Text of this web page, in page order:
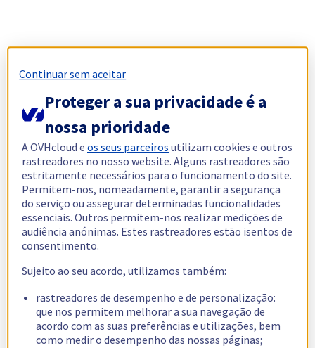
Continuar sem aceitar
Proteger a sua privacidade é a
nossa prioridade
A OVHcloud eos seus parceiros utilizam cookies e outros
rastreadores no nosso website. Alguns rastreadores são
estritamente necessários para o funcionamento do site.
Permitem-nos, nomeadamente, garantir a segurança
do serviço ou assegurar determinadas funcionalidades
essenciais. Outros permitem-nos realizar medições de
audiência anónimas. Estes rastreadores estão isentos de
consentimento.
Sujeito ao seu acordo, utilizamos também:
rastreadores de desempenho e de personalização:
que nos permitem melhorar a sua navegação de
acordo com as suas preferências e utilizações, bem
como medir o desempenho das nossas páginas;